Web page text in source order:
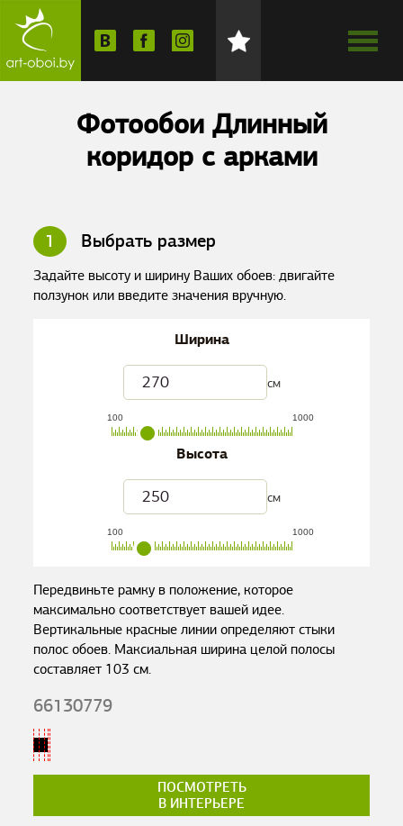
Фотообои Длинный
коридор с арками
1 Выбрать размер
Задайте высоту и ширину Ваших обоев: двигайте
ползунок или введите значения вручную.
Ширина
см
100 1000
Высота
см
100 1000
Передвиньте рамку в положение, которое
максимально соответствует вашей идее.
Вертикальные красные линии определяют стыки
полос обоев. Максиальная ширина целой полосы
составляет 103 см.
66130779
ПОСМОТРЕТЬ
В ИНТЕРЬЕРЕ